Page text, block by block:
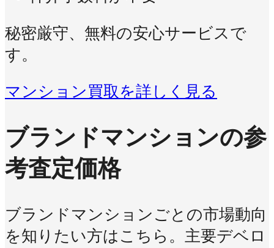
秘密厳守、無料の安心サービスで
す。
マンション買取を詳しく見る
ブランドマンションの参
考査定価格
ブランドマンションごとの市場動向
を知りたい方はこちら。主要デベロ